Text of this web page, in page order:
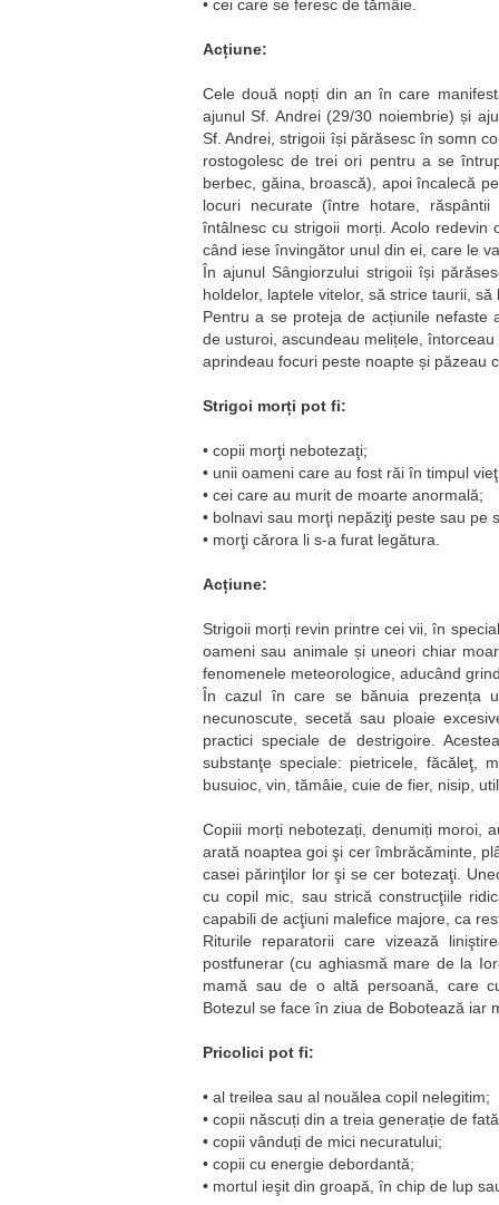
• cei care se feresc de tămâie.
Acțiune:
Cele două nopți din an în care
ajunul Sf. Andrei (29/30 noiembrie) și
Sf. Andrei, strigoii își părăsesc în somn
rostogolesc de trei ori pentru a se
berbec, găina, broască), apoi încalecă
locuri necurate (între hotare,
întâlnesc cu strigoii morți. Acolo
când iese învingător unul din ei, care le
În ajunul Sângiorzului strigoii își
holdelor, laptele vitelor, să strice taurii,
Pentru a se proteja de acțiunile nefaste
de usturoi, ascundeau melițele,
aprindeau focuri peste noapte și păzeau
Strigoi morți pot fi:
• copii morţi nebotezaţi;
• unii oameni care au fost răi în timpul
• cei care au murit de moarte anormală;
• bolnavi sau morţi nepăziţi peste sau pe
• morţi cărora li s-a furat legătura.
Acțiune:
Strigoii morți revin printre cei vii, în
oameni sau animale și uneori chiar
fenomenele meteorologice, aducând
În cazul în care se bănuia prezența
necunoscute, secetă sau ploaie
practici speciale de destrigoire.
substanţe speciale: pietricele, făcăleţ,
busuioc, vin, tămâie, cuie de fier, nisip,
Copiii morți nebotezați, denumiți moroi,
arată noaptea goi şi cer îmbrăcăminte,
casei părinţilor lor şi se cer botezaţi.
cu copil mic, sau strică construcţiile
capabili de acţiuni malefice majore, ca
Riturile reparatorii care vizează
postfunerar (cu aghiasmă mare de la
mamă sau de o altă persoană, care
Botezul se face în ziua de Bobotează iar
Pricolici pot fi:
• al treilea sau al nouălea copil nelegitim;
• copii născuți din a treia generație de
• copii vânduți de mici necuratului;
• copii cu energie debordantă;
• mortul ieşit din groapă, în chip de lup